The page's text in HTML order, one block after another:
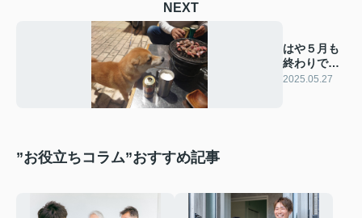
NEXT
はや５月も
終わりで
す…。
2025.05.27
”お役立ちコラム”おすすめ記事